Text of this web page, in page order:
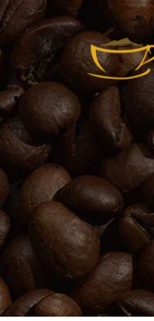
Kilépés
a
tartalomba